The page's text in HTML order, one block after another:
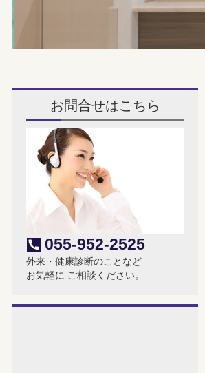
お問合せはこちら
055-952-2525
外来・健康診断のことなど
お気軽に ご相談ください。